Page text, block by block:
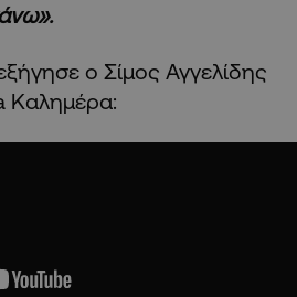
ο Σίμος Αγγελίδης
Καλημέρα: